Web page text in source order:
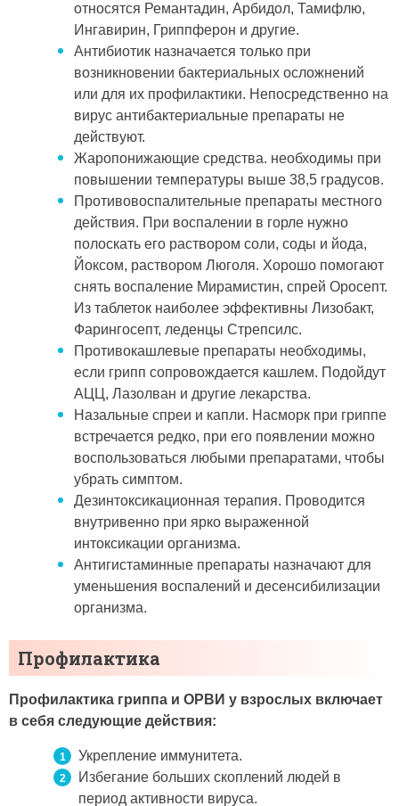
относятся Ремантадин, Арбидол, Тамифлю,
Ингавирин, Гриппферон и другие.
Антибиотик назначается только при
возникновении бактериальных осложнений
или для их профилактики. Непосредственно на
вирус антибактериальные препараты не
действуют.
Жаропонижающие средства. необходимы при
повышении температуры выше 38,5 градусов.
Противовоспалительные препараты местного
действия. При воспалении в горле нужно
полоскать его раствором соли, соды и йода,
Йоксом, раствором Люголя. Хорошо помогают
снять воспаление Мирамистин, спрей Оросепт.
Из таблеток наиболее эффективны Лизобакт,
Фарингосепт, леденцы Стрепсилс.
Противокашлевые препараты необходимы,
если грипп сопровождается кашлем. Подойдут
АЦЦ, Лазолван и другие лекарства.
Назальные спреи и капли. Насморк при гриппе
встречается редко, при его появлении можно
воспользоваться любыми препаратами, чтобы
убрать симптом.
Дезинтоксикационная терапия. Проводится
внутривенно при ярко выраженной
интоксикации организма.
Антигистаминные препараты назначают для
уменьшения воспалений и десенсибилизации
организма.
Профилактика
Профилактика гриппа и ОРВИ у взрослых включает
в себя следующие действия:
Укрепление иммунитета.
Избегание больших скоплений людей в
период активности вируса.